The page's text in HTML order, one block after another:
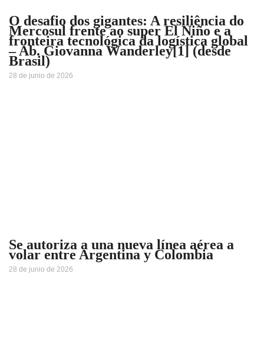
O desafio dos gigantes: A resiliência do
Mercosul frente ao super El Niño e a
fronteira tecnológica da logística global
– Ab. Giovanna Wanderley[1] (desde
Brasil)
28 de junio de 2026
Se autoriza a una nueva línea aérea a
volar entre Argentina y Colombia
28 de junio de 2026